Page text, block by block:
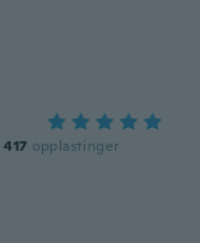
417 opplastinger